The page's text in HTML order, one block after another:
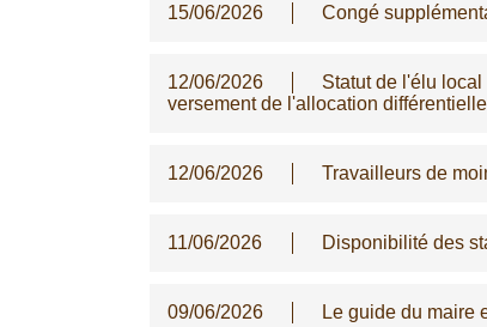
15/06/2026 Congé
12/06/2026
Statut de l'élu
versement de l'allocation
12/06/2026 Travailleurs de
11/06/2026 Disponibilité des
09/06/2026 Le guide du maire